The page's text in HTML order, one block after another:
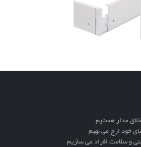
مدار هستیم
خود ارج می نهیم
و سلامت افراد می سازیم